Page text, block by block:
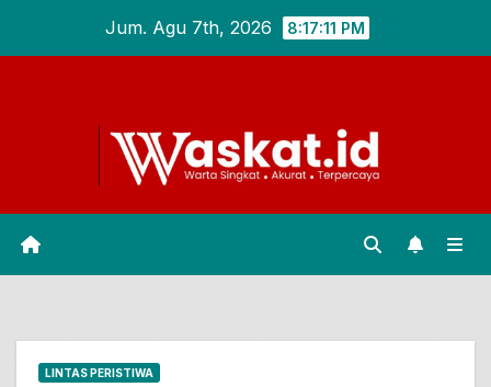
Jum. Agu 7th, 2026 8:17:12 PM
LINTAS PERISTIWA